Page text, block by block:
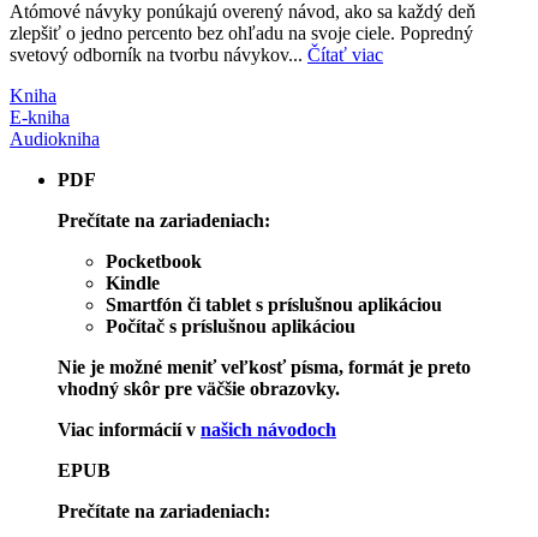
Atómové návyky ponúkajú overený návod, ako sa každý deň
zlepšiť o jedno percento bez ohľadu na svoje ciele. Popredný
svetový odborník na tvorbu návykov... Čítať viac
Kniha
E-kniha
Audiokniha
PDF
Prečítate na zariadeniach:
Pocketbook
Kindle
Smartfón či tablet s príslušnou aplikáciou
Počítač s príslušnou aplikáciou
Nie je možné meniť veľkosť písma, formát je preto
vhodný skôr pre väčšie obrazovky.
Viac informácií v našich návodoch
EPUB
Prečítate na zariadeniach: